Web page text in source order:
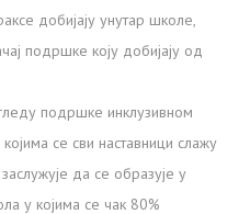
добијају унутар школе,
подршке коју добијају од
подршке инклузивном
се сви наставници слажу
да се образује у
у којима се чак 80%